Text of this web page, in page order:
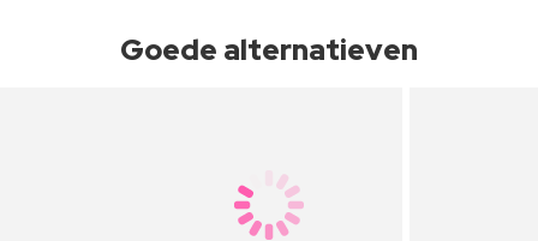
Goede alternatieven